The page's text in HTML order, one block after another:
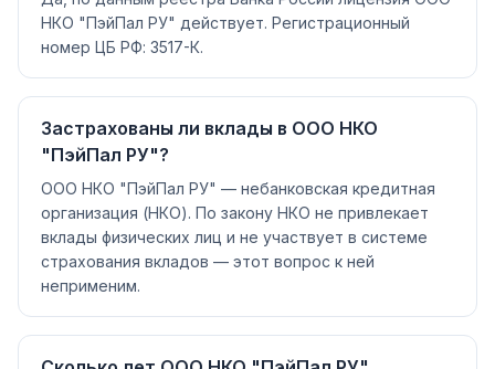
НКО "ПэйПал РУ" действует. Регистрационный
номер ЦБ РФ: 3517-К.
Застрахованы ли вклады в ООО НКО
"ПэйПал РУ"?
ООО НКО "ПэйПал РУ" — небанковская кредитная
организация (НКО). По закону НКО не привлекает
вклады физических лиц и не участвует в системе
страхования вкладов — этот вопрос к ней
неприменим.